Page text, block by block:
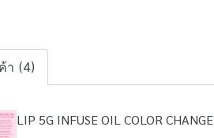
า (4)
LIP 5G INFUSE OIL COLOR CHANGE